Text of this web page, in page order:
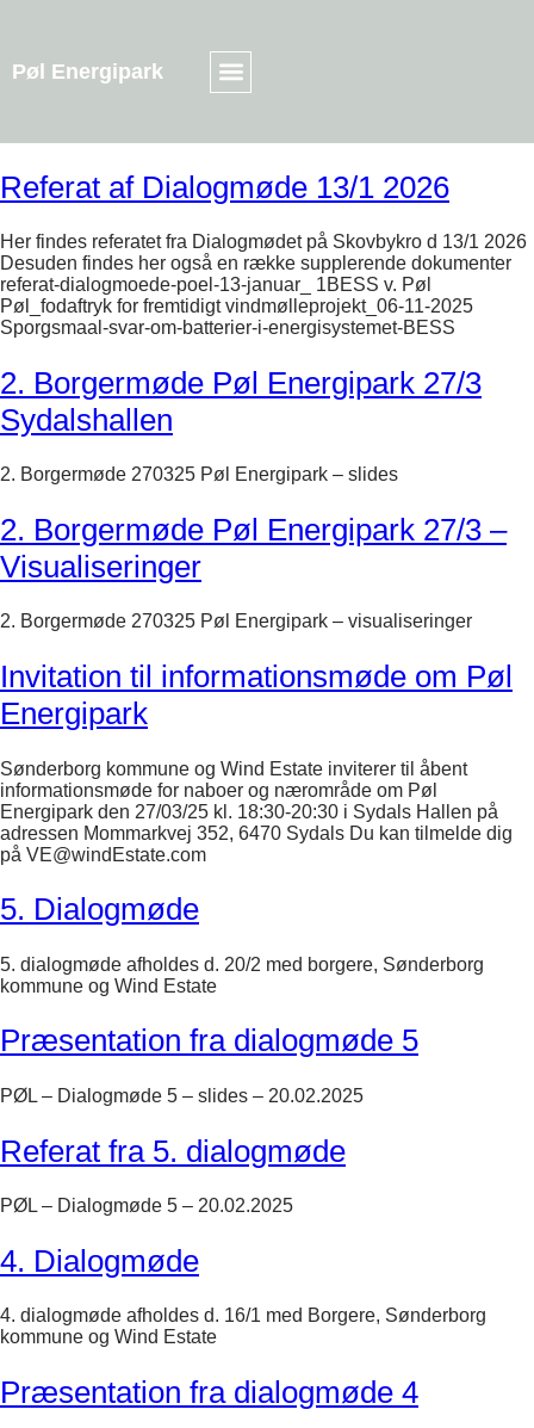
Pøl Energipark
Referat af Dialogmøde 13/1 2026
Her findes referatet fra Dialogmødet på Skovbykro d 13/1 2026
Desuden findes her også en række supplerende dokumenter
referat-dialogmoede-poel-13-januar_ 1BESS v. Pøl
Pøl_fodaftryk for fremtidigt vindmølleprojekt_06-11-2025
Sporgsmaal-svar-om-batterier-i-energisystemet-BESS
2. Borgermøde Pøl Energipark 27/3
Sydalshallen
2. Borgermøde 270325 Pøl Energipark – slides
2. Borgermøde Pøl Energipark 27/3 –
Visualiseringer
2. Borgermøde 270325 Pøl Energipark – visualiseringer
Invitation til informationsmøde om Pøl
Energipark
Sønderborg kommune og Wind Estate inviterer til åbent
informationsmøde for naboer og nærområde om Pøl
Energipark den 27/03/25 kl. 18:30-20:30 i Sydals Hallen på
adressen Mommarkvej 352, 6470 Sydals Du kan tilmelde dig
på VE@windEstate.com
5. Dialogmøde
5. dialogmøde afholdes d. 20/2 med borgere, Sønderborg
kommune og Wind Estate
Præsentation fra dialogmøde 5
PØL – Dialogmøde 5 – slides – 20.02.2025
Referat fra 5. dialogmøde
PØL – Dialogmøde 5 – 20.02.2025
4. Dialogmøde
4. dialogmøde afholdes d. 16/1 med Borgere, Sønderborg
kommune og Wind Estate
Præsentation fra dialogmøde 4